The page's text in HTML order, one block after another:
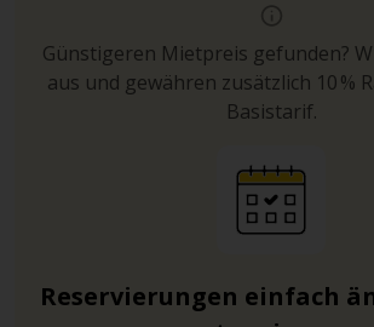
Günstigeren Mietpreis gefunden?
aus und gewähren zusätzlich 10 %
Basistarif.
Reservierungen einfach